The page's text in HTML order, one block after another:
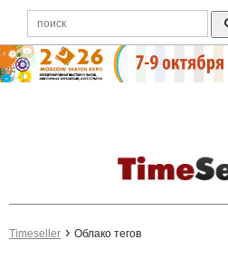
Timeseller Облако тегов